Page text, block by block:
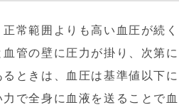
常範囲よりも高い血圧が続く
管の壁に圧力が掛り、次第に
ときは、血圧は基準値以下に
で全身に血液を送ることで血